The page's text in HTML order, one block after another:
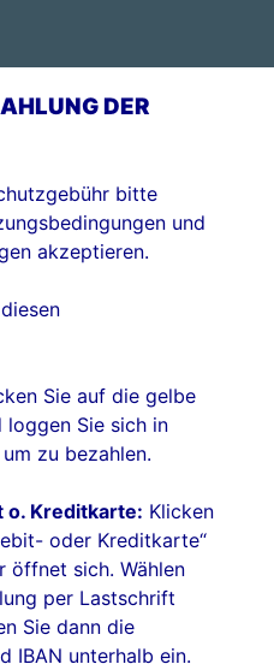
DER
bitte
und
akzeptieren.
Sie auf die gelbe
loggen Sie sich in
zu bezahlen.
o. Kreditkarte: Klicken
oder Kreditkarte“
öffnet sich. Wählen
per Lastschrift
Sie dann die
IBAN unterhalb ein.